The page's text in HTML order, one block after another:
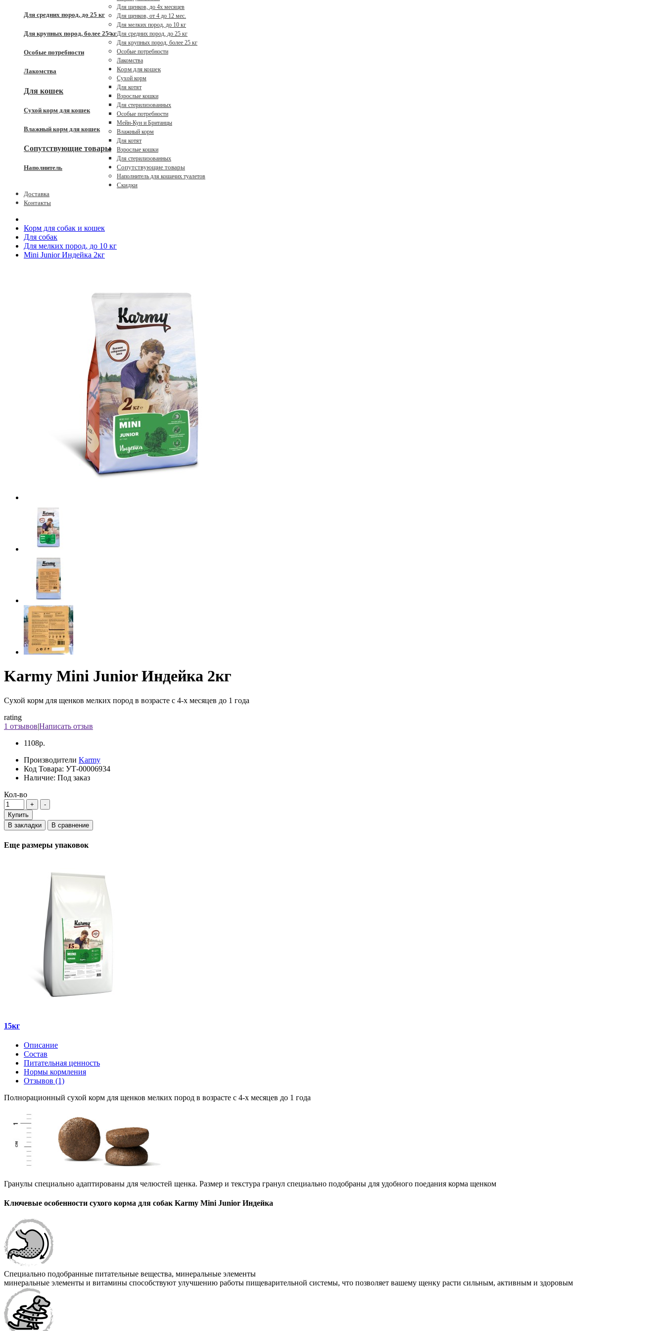
Для средних пород, до 25 кг
Для крупных пород, более 25 кг
Особые потребности
Лакомства
Для кошек
Сухой корм для кошек
Влажный корм для кошек
Сопутствующие товары
Наполнитель
Для щенков, до 4x месяцев
Для щенков, от 4 до 12 мес.
Для мелких пород, до 10 кг
Для средних пород, до 25 кг
Для крупных пород, более 25 кг
Особые потребности
Лакомства
Корм для кошек
Сухой корм
Для котят
Взрослые кошки
Для стерилизованных
Особые потребности
Мейн-Кун и Британцы
Влажный корм
Для котят
Взрослые кошки
Для стерилизованных
Сопутствующие товары
Наполнитель для кошачих туалетов
Скидки
Доставка
Контакты
Корм для собак и кошек
Для собак
Для мелких пород, до 10 кг
Mini Junior Индейка 2кг
Karmy Mini Junior Индейка 2кг
Сухой корм для щенков мелких пород в возрасте с 4-x месяцев до 1 года
rating
1 отзывов|Написать отзыв
1108р.
Производители Karmy
Код Товара: УТ-00006934
Наличие: Под заказ
Кол-во
Купить
В закладки
В сравнение
Еще размеры упаковок
15кг
Описание
Состав
Питательная ценность
Нормы кормления
Отзывов (1)
Полнорационный сухой корм для щенков мелких пород в возрасте с 4-x месяцев до 1 года
Гранулы специально адаптированы для челюстей щенка. Размер и текстура гранул специально подобраны для удобного поедания корма щенком
Ключевые особенности сухого корма для собак Karmy Mini Junior Индейка
Специально подобранные питательные вещества, минеральные элементы
минеральные элементы и витамины способствуют улучшению работы пищеварительной системы, что позволяет вашему щенку расти сильным, активным и здоровым